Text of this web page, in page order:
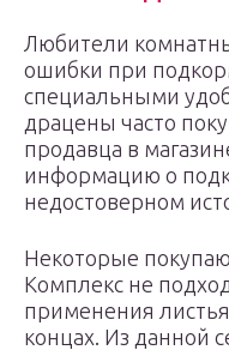
Любители
ошибки при
специальными
драцены часто
продавца в
информацию о
недостоверном
Некоторые
Комплекс не
применения
концах. Из данной